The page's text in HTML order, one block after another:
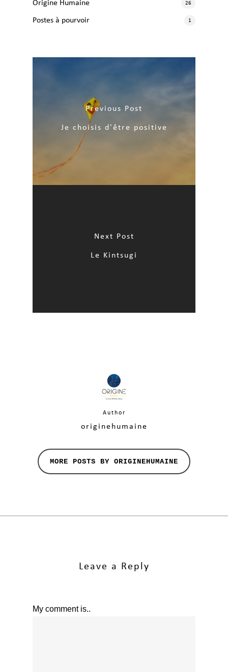
Origine Humaine 26
Postes à pourvoir 1
Previous Post
Je choisis d'être positive
Next Post
Le Kintsugi
Author
originehumaine
MORE POSTS BY ORIGINEHUMAINE
Leave a Reply
My comment is..